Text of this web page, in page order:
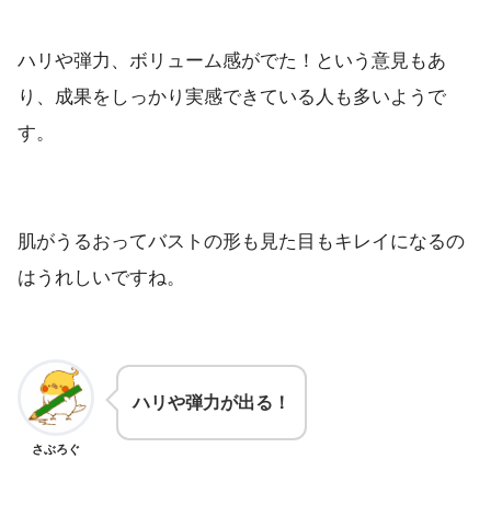
ハリや弾力、ボリューム感がでた！という意見もあ
り、成果をしっかり実感できている人も多いようで
す。
肌がうるおってバストの形も見た目もキレイになるの
はうれしいですね。
さぶろぐ
ハリや弾力が出る！